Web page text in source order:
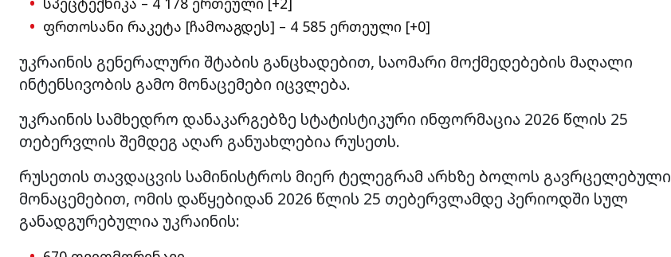
ფრთოსანი რაკეტა [ჩამოაგდეს] – 4 585 ერთეული [+0]
უკრაინის გენერალური შტაბის განცხადებით, საომარი მოქმედებების მაღალი
ინტენსივობის გამო მონაცემები იცვლება.
უკრაინის სამხედრო დანაკარგებზე სტატისტიკური ინფორმაცია 2026 წლის 25
თებერვლის შემდეგ აღარ განუახლებია რუსეთს.
რუსეთის თავდაცვის სამინისტროს მიერ ტელეგრამ არხზე ბოლოს გავრცელებული
მონაცემებით, ომის დაწყებიდან 2026 წლის 25 თებერვლამდე პერიოდში სულ
განადგურებულია უკრაინის: